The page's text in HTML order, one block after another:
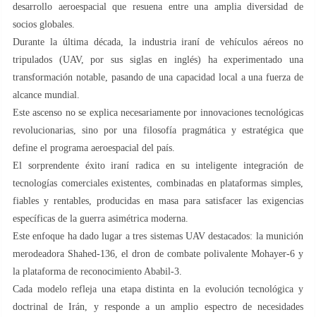
desarrollo aeroespacial que resuena entre una amplia diversidad de
socios globales.
Durante la última década, la industria iraní de vehículos aéreos no
tripulados (UAV, por sus siglas en inglés) ha experimentado una
transformación notable, pasando de una capacidad local a una fuerza de
alcance mundial.
Este ascenso no se explica necesariamente por innovaciones tecnológicas
revolucionarias, sino por una filosofía pragmática y estratégica que
define el programa aeroespacial del país.
El sorprendente éxito iraní radica en su inteligente integración de
tecnologías comerciales existentes, combinadas en plataformas simples,
fiables y rentables, producidas en masa para satisfacer las exigencias
específicas de la guerra asimétrica moderna.
Este enfoque ha dado lugar a tres sistemas UAV destacados: la munición
merodeadora Shahed-136, el dron de combate polivalente Mohayer-6 y
la plataforma de reconocimiento Ababil-3.
Cada modelo refleja una etapa distinta en la evolución tecnológica y
doctrinal de Irán, y responde a un amplio espectro de necesidades